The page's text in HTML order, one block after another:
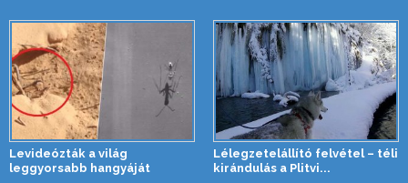
Levideózták a világ
leggyorsabb hangyáját
Lélegzetelállító felvétel – téli
kirándulás a Plitvi...